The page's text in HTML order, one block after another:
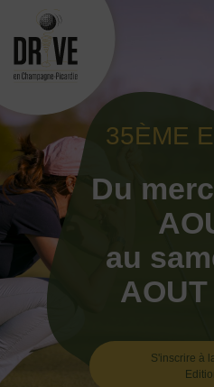
content
35ÈME
Du
au
S'inscrire à